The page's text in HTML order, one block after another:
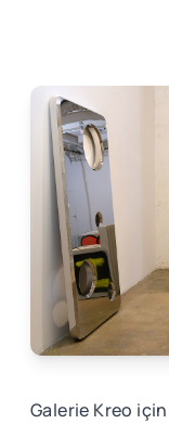
Galerie Kreo için